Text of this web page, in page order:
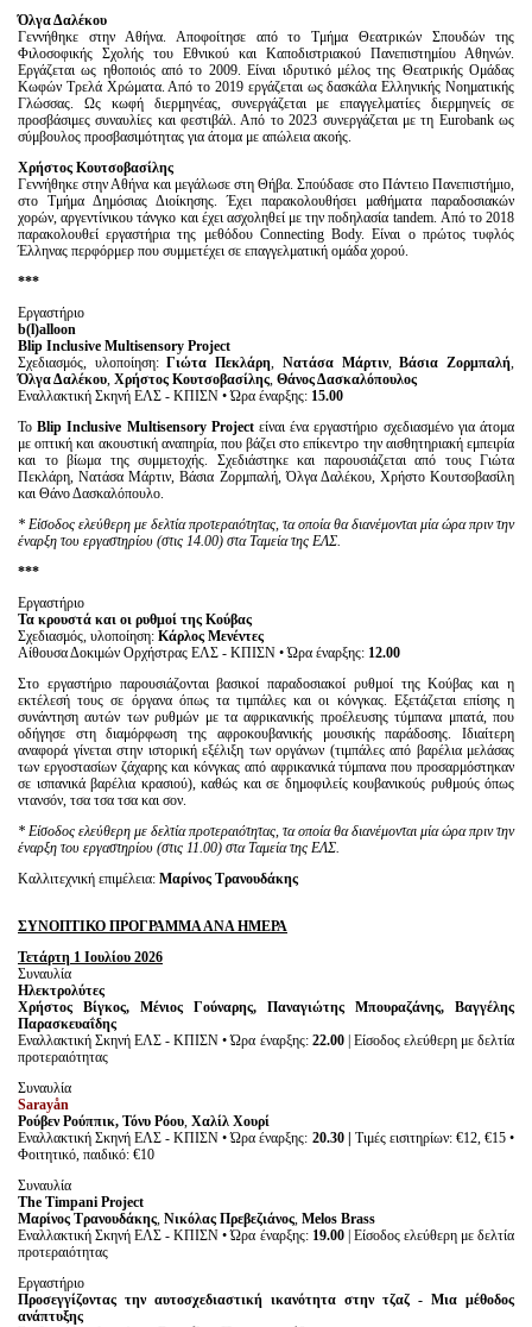
Όλγα Δαλέκου
Γεννήθηκε στην Αθήνα. Αποφοίτησε από το Τμήμα Θεατρικών Σπουδών της
Φιλοσοφικής Σχολής του Εθνικού και Καποδιστριακού Πανεπιστημίου Αθηνών.
Εργάζεται ως ηθοποιός από το 2009. Είναι ιδρυτικό μέλος της Θεατρικής Ομάδας
Κωφών Τρελά Χρώματα. Από το 2019 εργάζεται ως δασκάλα Ελληνικής Νοηματικής
Γλώσσας. Ως κωφή διερμηνέας, συνεργάζεται με επαγγελματίες διερμηνείς σε
προσβάσιμες συναυλίες και φεστιβάλ. Από το 2023 συνεργάζεται με τη Eurobank ως
σύμβουλος προσβασιμότητας για άτομα με απώλεια ακοής.
Χρήστος Κουτσοβασίλης
Γεννήθηκε στην Αθήνα και μεγάλωσε στη Θήβα. Σπούδασε στο Πάντειο Πανεπιστήμιο,
στο Τμήμα Δημόσιας Διοίκησης. Έχει παρακολουθήσει μαθήματα παραδοσιακών
χορών, αργεντίνικου τάνγκο και έχει ασχοληθεί με την ποδηλασία tandem. Από το 2018
παρακολουθεί εργαστήρια της μεθόδου Connecting Body. Είναι ο πρώτος τυφλός
Έλληνας περφόρμερ που συμμετέχει σε επαγγελματική ομάδα χορού.
***
Εργαστήριο
b(l)alloon
Blip Inclusive Multisensory Project
Σχεδιασμός, υλοποίηση:Γιώτα Πεκλάρη, Νατάσα Μάρτιν,Βάσια Ζορμπαλή,
Όλγα Δαλέκου, Χρήστος Κουτσοβασίλης, Θάνος Δασκαλόπουλος
Εναλλακτική Σκηνή ΕΛΣ - ΚΠΙΣΝ • Ώρα έναρξης: 15.00
ΤοBlip Inclusive Multisensory Projectείναι ένα εργαστήριο σχεδιασμένο για άτομα
με οπτική και ακουστική αναπηρία, που βάζει στο επίκεντρο την αισθητηριακή εμπειρία
και το βίωμα της συμμετοχής. Σχεδιάστηκε και παρουσιάζεται από τους Γιώτα
Πεκλάρη, Νατάσα Μάρτιν, Βάσια Ζορμπαλή, Όλγα Δαλέκου, Χρήστο Κουτσοβασίλη
και Θάνο Δασκαλόπουλο.
* Είσοδος ελεύθερη με δελτία προτεραιότητας, τα οποία θα διανέμονται μία ώρα πριν την
έναρξη του εργαστηρίου (στις 14.00) στα Ταμεία της ΕΛΣ.
***
Εργαστήριο
Τα κρουστά και οι ρυθμοί της Κούβας
Σχεδιασμός, υλοποίηση: Κάρλος Μενέντες
Αίθουσα Δοκιμών Ορχήστρας ΕΛΣ - ΚΠΙΣΝ • Ώρα έναρξης: 12.00
Στο εργαστήριο παρουσιάζονται βασικοί παραδοσιακοί ρυθμοί της Κούβας και η
εκτέλεσή τους σε όργανα όπως τα τιμπάλες και οι κόνγκας. Εξετάζεται επίσης η
συνάντηση αυτών των ρυθμών με τα αφρικανικής προέλευσης τύμπανα μπατά, που
οδήγησε στη διαμόρφωση της αφροκουβανικής μουσικής παράδοσης. Ιδιαίτερη
αναφορά γίνεται στην ιστορική εξέλιξη των οργάνων (τιμπάλες από βαρέλια μελάσας
των εργοστασίων ζάχαρης και κόνγκας από αφρικανικά τύμπανα που προσαρμόστηκαν
σε ισπανικά βαρέλια κρασιού), καθώς και σε δημοφιλείς κουβανικούς ρυθμούς όπως
ντανσόν, τσα τσα τσα και σον.
* Είσοδος ελεύθερη με δελτία προτεραιότητας, τα οποία θα διανέμονται μία ώρα πριν την
έναρξη του εργαστηρίου (στις 11.00) στα Ταμεία της ΕΛΣ.
Καλλιτεχνική επιμέλεια: Μαρίνος Τρανουδάκης
ΣΥΝΟΠΤΙΚΟ ΠΡΟΓΡΑΜΜΑ ΑΝΑ ΗΜΕΡΑ
Τετάρτη 1 Ιουλίου 2026
Συναυλία
Ηλεκτρολύτες
Χρήστος Βίγκος, Μένιος Γούναρης, Παναγιώτης Μπουραζάνης, Βαγγέλης
Παρασκευαΐδης
Εναλλακτική Σκηνή ΕΛΣ - ΚΠΙΣΝ • Ώρα έναρξης: 22.00 | Είσοδος ελεύθερη με δελτία
προτεραιότητας
Συναυλία
Sarayån
Ρούβεν Ρούππικ, Τόνυ Ρόου, Χαλίλ Χουρί
Εναλλακτική Σκηνή ΕΛΣ - ΚΠΙΣΝ • Ώρα έναρξης: 20.30 | Τιμές εισιτηρίων: €12, €15 •
Φοιτητικό, παιδικό: €10
Συναυλία
The Timpani Project
Μαρίνος Τρανουδάκης, Νικόλας Πρεβεζιάνος, Melos Brass
Εναλλακτική Σκηνή ΕΛΣ - ΚΠΙΣΝ • Ώρα έναρξης: 19.00 | Είσοδος ελεύθερη με δελτία
προτεραιότητας
Εργαστήριο
Προσεγγίζοντας την αυτοσχεδιαστική ικανότητα στην τζαζ - Μια μέθοδος
ανάπτυξης